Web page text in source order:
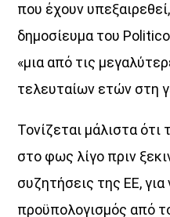
που έχουν
δηµοσίευµα του
«µια από τις
τελευταίων ετών στη
Τονίζεται µάλιστα
στο φως λίγο πριν
συζητήσεις της ΕΕ, για
προϋπολογισµός από